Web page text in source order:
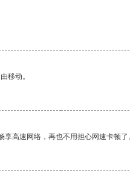
移动。
高速网络，再也不用担心网速卡顿